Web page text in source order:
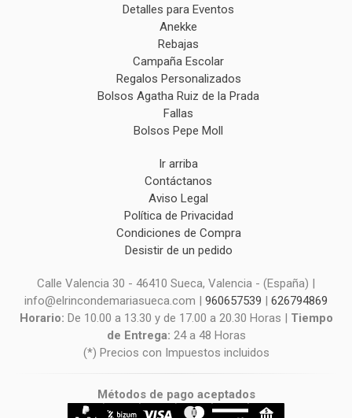
Detalles para Eventos
Anekke
Rebajas
Campaña Escolar
Regalos Personalizados
Bolsos Agatha Ruiz de la Prada
Fallas
Bolsos Pepe Moll
Ir arriba
Contáctanos
Aviso Legal
Política de Privacidad
Condiciones de Compra
Desistir de un pedido
Calle Valencia 30 - 46410 Sueca, Valencia - (España) |
info@elrincondemariasueca.com | 960657539 | 626794869
Horario: De 10.00 a 13.30 y de 17.00 a 20.30 Horas | Tiempo
de Entrega: 24 a 48 Horas
(*) Precios con Impuestos incluidos
Métodos de pago aceptados